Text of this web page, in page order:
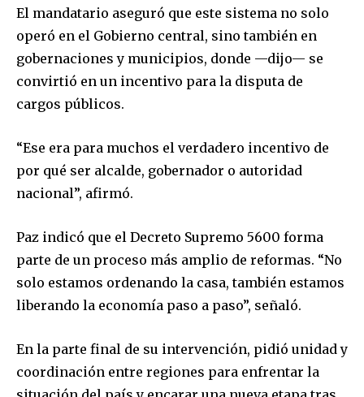
conversation.
To subscribe, simply enter your email address on our website
or click the subscribe button below. Don't worry, we respect
your privacy and won't spam your inbox. Your information is
safe with us.
I've read and accept thePrivacy Policy.
El mandatario aseguró que este sistema no solo
operó en el Gobierno central, sino también en
gobernaciones y municipios, donde —dijo— se
convirtió en un incentivo para la disputa de
cargos públicos.
“Ese era para muchos el verdadero incentivo de
por qué ser alcalde, gobernador o autoridad
nacional”, afirmó.
Paz indicó que el Decreto Supremo 5600 forma
parte de un proceso más amplio de reformas. “No
solo estamos ordenando la casa, también estamos
liberando la economía paso a paso”, señaló.
En la parte final de su intervención, pidió unidad y
coordinación entre regiones para enfrentar la